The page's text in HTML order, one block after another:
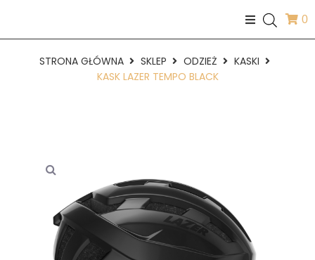
0
STRONA GŁÓWNA SKLEP ODZIEŻ
KASKI
KASK LAZER TEMPO BLACK